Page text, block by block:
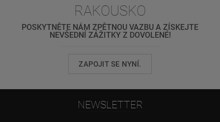
RAKOUSKO
POSKYTNĚTE NÁM ZPĚTNOU VAZBU A ZÍSKEJTE
NEVŠEDNÍ ZÁŽITKY Z DOVOLENÉ!
ZAPOJIT SE NYNÍ.
NEWSLETTER